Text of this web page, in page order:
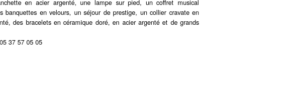
en acier argenté, une lampe sur pied, un coffret musical
banquettes en velours, un séjour de prestige, un collier cravate en
des bracelets en céramique doré, en acier argenté et de grands
37 57 05 05